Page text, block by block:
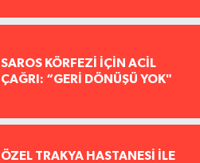
SAROS KÖRFEZİ İÇİN ACİL
ÇAĞRI: “GERİ DÖNÜŞÜ YOK"
ÖZEL TRAKYA HASTANESİ İLE